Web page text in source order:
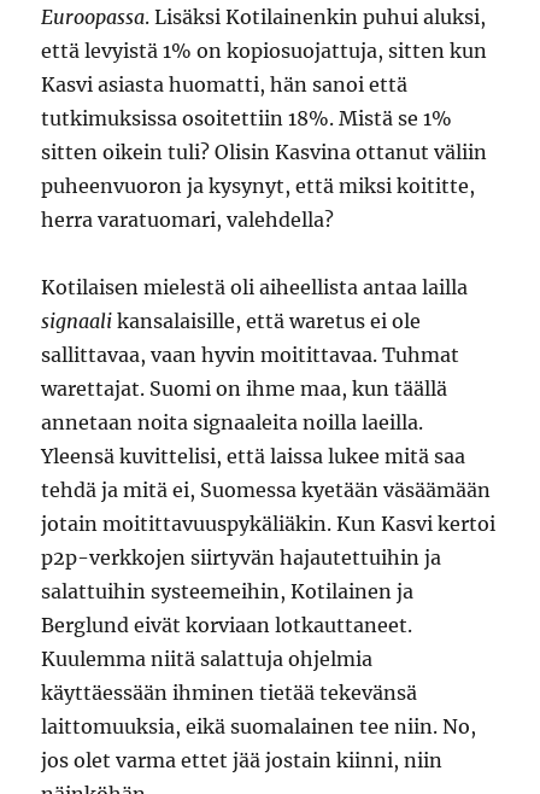
Euroopassa. Lisäksi Kotilainenkin puhui aluksi,
että levyistä 1% on kopiosuojattuja, sitten kun
Kasvi asiasta huomatti, hän sanoi että
tutkimuksissa osoitettiin 18%. Mistä se 1%
sitten oikein tuli? Olisin Kasvina ottanut väliin
puheenvuoron ja kysynyt, että miksi koititte,
herra varatuomari, valehdella?
Kotilaisen mielestä oli aiheellista antaa lailla
signaali kansalaisille, että waretus ei ole
sallittavaa, vaan hyvin moitittavaa. Tuhmat
warettajat. Suomi on ihme maa, kun täällä
annetaan noita signaaleita noilla laeilla.
Yleensä kuvittelisi, että laissa lukee mitä saa
tehdä ja mitä ei, Suomessa kyetään väsäämään
jotain moitittavuuspykäliäkin. Kun Kasvi kertoi
p2p-verkkojen siirtyvän hajautettuihin ja
salattuihin systeemeihin, Kotilainen ja
Berglund eivät korviaan lotkauttaneet.
Kuulemma niitä salattuja ohjelmia
käyttäessään ihminen tietää tekevänsä
laittomuuksia, eikä suomalainen tee niin. No,
jos olet varma ettet jää jostain kiinni, niin